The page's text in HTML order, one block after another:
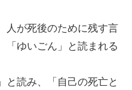
人が死後のために残す言
「ゆいごん」と読まれる
と読み、「自己の死亡と